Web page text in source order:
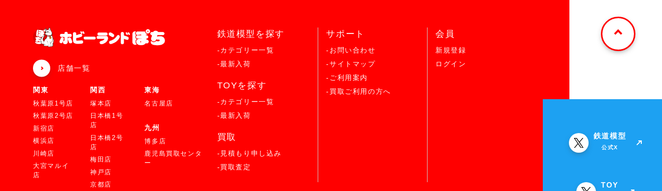
店舗一覧
関東
秋葉原1号店
秋葉原2号店
新宿店
横浜店
川崎店
大宮マルイ
店
関西
塚本店
日本橋1号
店
日本橋2号
店
梅田店
神戸店
京都店
東海
名古屋店
九州
博多店
鹿児島買取センタ
ー
鉄道模型を探す
-カテゴリー一覧
-最新入荷
TOYを探す
-カテゴリー一覧
-最新入荷
買取
-見積もり申し込み
-買取査定
サポート
-お問い合わせ
-サイトマップ
-ご利用案内
-買取ご利用の方へ
会員
新規登録
ログイン
鉄道模型
公式X
TOY